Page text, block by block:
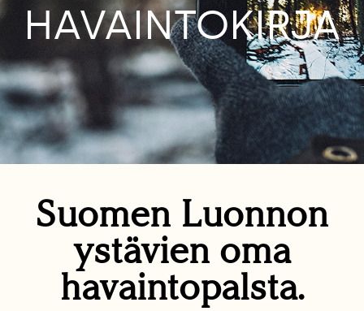
HAVAINTOKIRJA
Suomen Luonnon
ystävien oma
havaintopalsta.